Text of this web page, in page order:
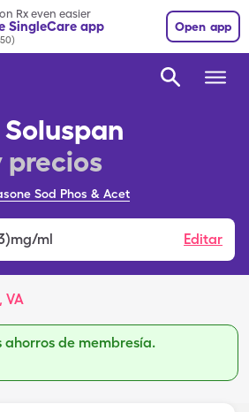
Rx even easier
SingleCare app Open app
precios
Sod Phos & Acet
ml Editar
VA
ahorros de membresía.